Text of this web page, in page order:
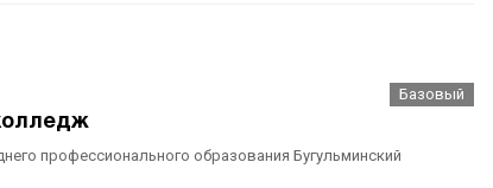
Базовый
профессионального образования Бугульминский